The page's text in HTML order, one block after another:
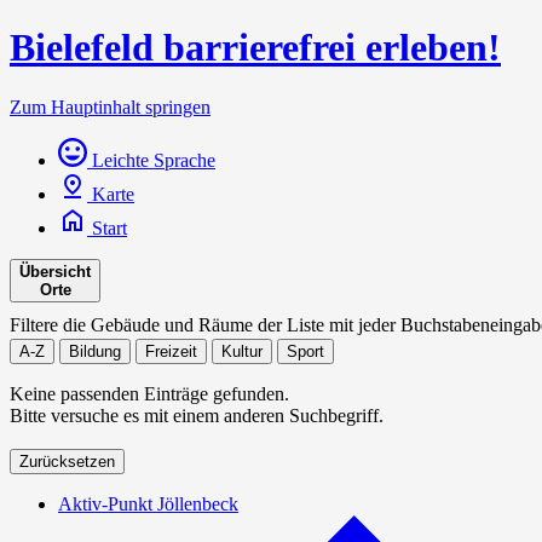
Bielefeld barrierefrei erleben!
Zum Hauptinhalt springen
Leichte Sprache
Karte
Start
Übersicht
Orte
Filtere die Gebäude und Räume der Liste mit jeder
A-Z Bildung Freizeit Kultur Sport
Keine passenden Einträge gefunden.
Bitte versuche es mit einem anderen Suchbegriff.
Zurücksetzen
Aktiv-Punkt Jöllenbeck